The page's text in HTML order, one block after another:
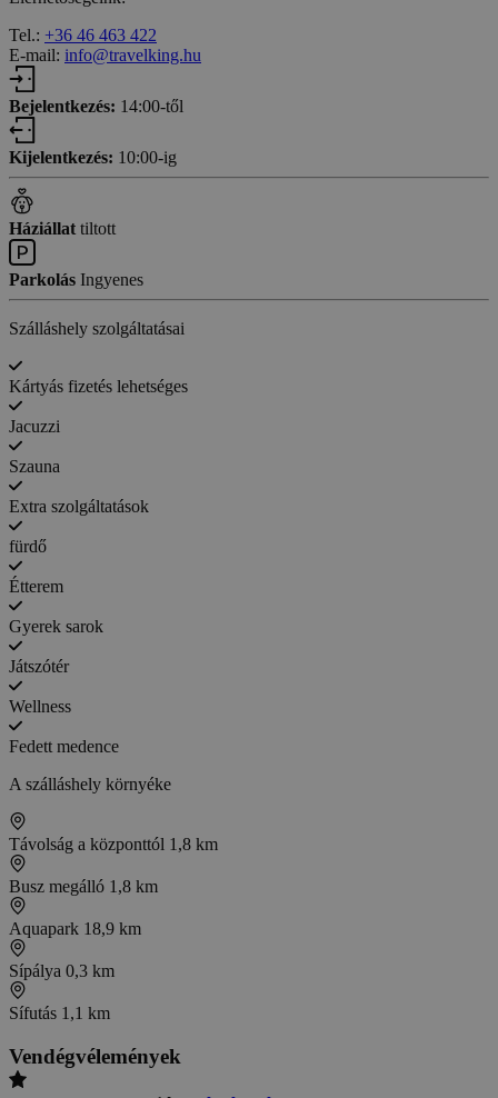
Tel.: +36 46 463 422
E-mail: info@travelking.hu
Bejelentkezés: 14:00-től
Kijelentkezés: 10:00-ig
Háziállat tiltott
Parkolás Ingyenes
Szálláshely szolgáltatásai
Kártyás fizetés lehetséges
Jacuzzi
Szauna
Extra szolgáltatások
fürdő
Étterem
Gyerek sarok
Játszótér
Wellness
Fedett medence
A szálláshely környéke
Távolság a központtól 1,8 km
Busz megálló 1,8 km
Aquapark 18,9 km
Sípálya 0,3 km
Sífutás 1,1 km
Vendégvélemények